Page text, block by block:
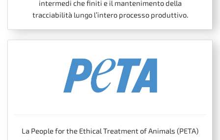
intermedi che finiti e il mantenimento della
tracciabilità lungo l’intero processo produttivo.
La People for the Ethical Treatment of Animals (PETA)